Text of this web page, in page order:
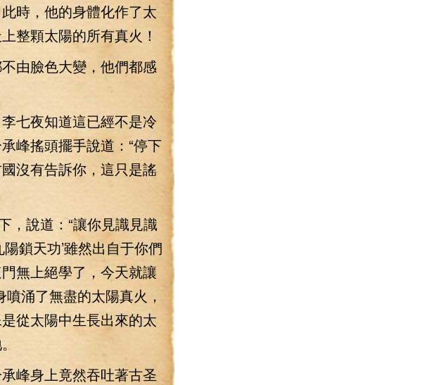
時，他的身體化作了太
整顆太陽的所有真火！
由臉色大變，他們都感
七夜知道這已經不是冷
峰搖頭擺手說道：“停下
沒有告訴你，這只是謠
說道：“讓你見識見識
鎖天功’雖然出自于你們
無上絕學了，今天就讓
涌了無盡的太陽真火，
從太陽中生長出來的太
身上竟然吞吐著古圣